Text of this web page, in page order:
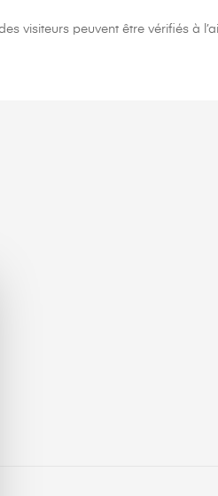
visiteurs peuvent être vérifiés à